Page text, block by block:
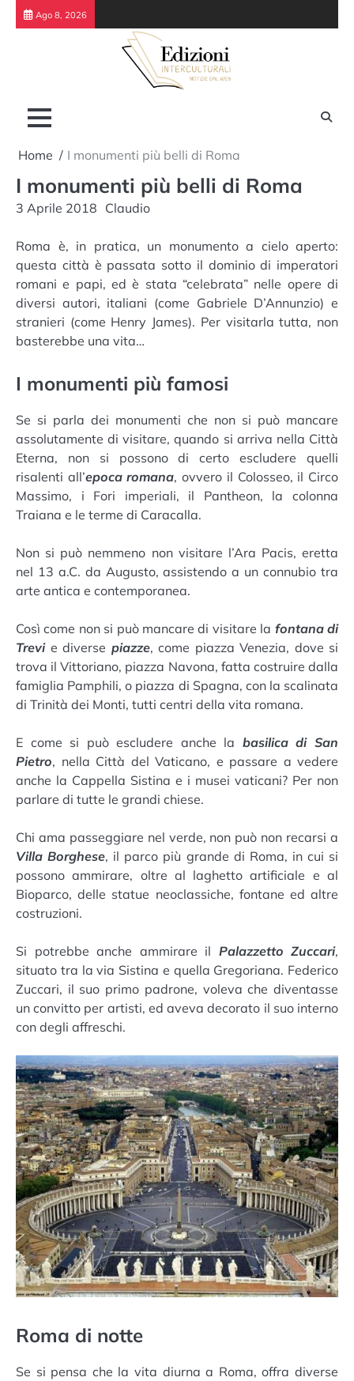
Skip
Ago 8, 2026
Home I monumenti più belli di Roma
I monumenti più belli di Roma
3 Aprile 2018 Claudio
Roma è, in pratica, un monumento a cielo aperto:
questa città è passata sotto il dominio di imperatori
romani e papi, ed è stata “celebrata” nelle opere di
diversi autori, italiani (come Gabriele D’Annunzio) e
stranieri (come Henry James). Per visitarla tutta, non
basterebbe una vita…
I monumenti più famosi
Se si parla dei monumenti che non si può mancare
assolutamente di visitare, quando si arriva nella Città
Eterna, non si possono di certo escludere quelli
risalenti all’epoca romana, ovvero il Colosseo, il Circo
Massimo, i Fori imperiali, il Pantheon, la colonna
Traiana e le terme di Caracalla.
Non si può nemmeno non visitare l’Ara Pacis, eretta
nel 13 a.C. da Augusto, assistendo a un connubio tra
arte antica e contemporanea.
Così come non si può mancare di visitare la fontana di
Trevie diverse piazze, come piazza Venezia, dove si
trova il Vittoriano, piazza Navona, fatta costruire dalla
famiglia Pamphili, o piazza di Spagna, con la scalinata
di Trinità dei Monti, tutti centri della vita romana.
E come si può escludere anche la basilica di San
Pietro, nella Città del Vaticano, e passare a vedere
anche la Cappella Sistina e i musei vaticani? Per non
parlare di tutte le grandi chiese.
Chi ama passeggiare nel verde, non può non recarsi a
Villa Borghese, il parco più grande di Roma, in cui si
possono ammirare, oltre al laghetto artificiale e al
Bioparco, delle statue neoclassiche, fontane ed altre
costruzioni.
Si potrebbe anche ammirare il Palazzetto Zuccari,
situato tra la via Sistina e quella Gregoriana. Federico
Zuccari, il suo primo padrone, voleva che diventasse
un convitto per artisti, ed aveva decorato il suo interno
con degli affreschi.
Roma di notte
Se si pensa che la vita diurna a Roma, offra diverse